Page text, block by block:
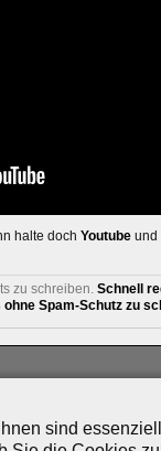
halte doch Youtube und
zu schreiben. Schnell
Spam-Schutz zu
sind